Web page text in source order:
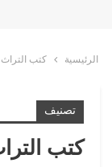
الرئيسية كتب التراث
تصنيف
كتب